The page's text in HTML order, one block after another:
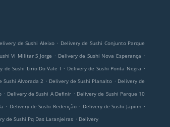
de Sushi Aleixo . Delivery de Sushi Conjunto Parque
Vl Militar S Jorge . Delivery de Sushi Nova Esperança .
de Sushi Lirio Do Vale I . Delivery de Sushi Ponta Negra .
Sushi Alvorada 2 . Delivery de Sushi Planalto . Delivery de
. Delivery de Sushi A Definir . Delivery de Sushi Parque 10
. Delivery de Sushi Redenção . Delivery de Sushi Japiim .
de Sushi Pq Das Laranjeiras . Delivery